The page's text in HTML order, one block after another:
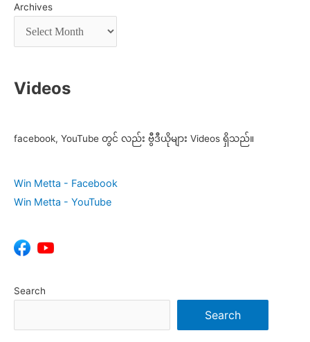
Archives
Videos
facebook, YouTube တွင် လည်း ဗွီဒီယိုများ Videos ရှိသည်။
Win Metta - Facebook
Win Metta - YouTube
Search
Search